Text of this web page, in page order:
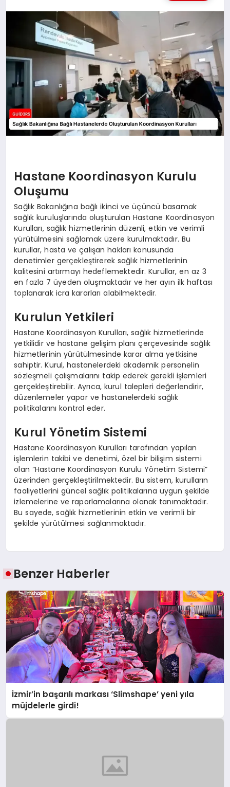
Hastane Koordinasyon Kurulu
Oluşumu
Sağlık Bakanlığına bağlı ikinci ve üçüncü basamak
sağlık kuruluşlarında oluşturulan Hastane Koordinasyon
Kurulları, sağlık hizmetlerinin düzenli, etkin ve verimli
yürütülmesini sağlamak üzere kurulmaktadır. Bu
kurullar, hasta ve çalışan hakları konusunda
denetimler gerçekleştirerek sağlık hizmetlerinin
kalitesini artırmayı hedeflemektedir. Kurullar, en az 3
en fazla 7 üyeden oluşmaktadır ve her ayın ilk haftası
toplanarak icra kararları alabilmektedir.
Kurulun Yetkileri
Hastane Koordinasyon Kurulları, sağlık hizmetlerinde
yetkilidir ve hastane gelişim planı çerçevesinde sağlık
hizmetlerinin yürütülmesinde karar alma yetkisine
sahiptir. Kurul, hastanelerdeki akademik personelin
sözleşmeli çalışmalarını takip ederek gerekli işlemleri
gerçekleştirebilir. Ayrıca, kurul talepleri değerlendirir,
düzenlemeler yapar ve hastanelerdeki sağlık
politikalarını kontrol eder.
Kurul Yönetim Sistemi
Hastane Koordinasyon Kurulları tarafından yapılan
işlemlerin takibi ve denetimi, özel bir bilişim sistemi
olan “Hastane Koordinasyon Kurulu Yönetim Sistemi”
üzerinden gerçekleştirilmektedir. Bu sistem, kurulların
faaliyetlerini güncel sağlık politikalarına uygun şekilde
izlemelerine ve raporlamalarına olanak tanımaktadır.
Bu sayede, sağlık hizmetlerinin etkin ve verimli bir
şekilde yürütülmesi sağlanmaktadır.
Benzer Haberler
İzmir’in başarılı markası ‘Slimshape’ yeni yıla
müjdelerle girdi!